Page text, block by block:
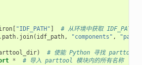
[ "IDF_PATH"
# 从环境中获取 IDF_PATH
. path. join( idf_path, "components" ,
)
# 使能 Python 寻找 parttool
* # 导入 parttool 模块内的所有名称